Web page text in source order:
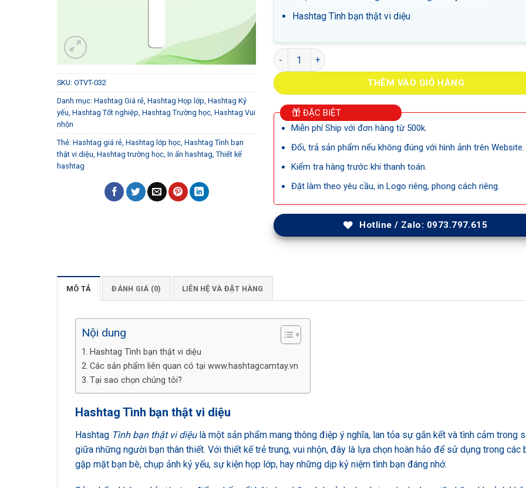
SKU: OTVT-032
Danh mục: Hashtag Giá rẻ Hashtag Họp lớp Hashtag Kỷ
yếu Hashtag Tốt nghiệp Hashtag Trường học Hashtag Vui
nhộn
Thẻ: Hashtag giá rẻ Hashtag lớp học Hashtag Tình bạn
thật vi diệu Hashtag trường học In ấn hashtag Thiết kế
hashtag
Hashtag Tình bạn thật vi diệu
Hashtag Tình bạn thật vi diệu số lượng
THÊM VÀO GIỎ HÀNG
ĐẶC BIỆT
Miễn phí Ship với đơn hàng từ 500k.
Đổi, trả sản phẩm nếu không đúng với hình ảnh trên Website.
Kiểm tra hàng trước khi thanh toán.
Đặt làm theo yêu cầu, in Logo riêng, phong cách riêng.
Hotline / Zalo: 0973.797.615
MÔ TẢ ĐÁNH GIÁ (0) LIÊN HỆ VÀ ĐẶT HÀNG
Nội dung
Hashtag Tình bạn thật vi diệu
Các sản phẩm liên quan có tại www.hashtagcamtay.vn
Tại sao chọn chúng tôi?
Hashtag Tình bạn thật vi diệu
Hashtag Tình bạn thật vi diệulà một sản phẩm mang thông điệp ý nghĩa, lan tỏa sự gắn kết và tình cảm trong
giữa những người bạn thân thiết. Với thiết kế trẻ trung, vui nhộn, đây là lựa chọn hoàn hảo để sử dụng trong các
gặp mặt bạn bè, chụp ảnh kỷ yếu, sự kiện họp lớp, hay những dịp kỷ niệm tình bạn đáng nhớ.